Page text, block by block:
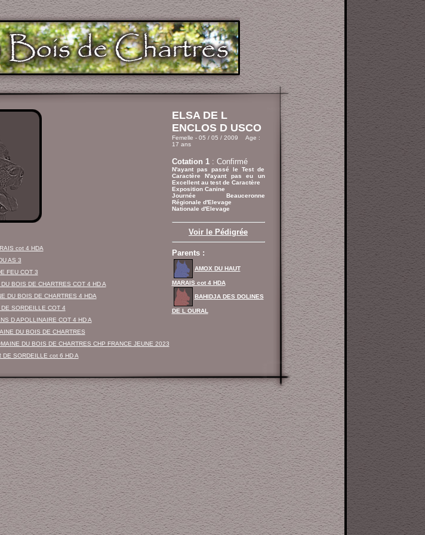
cot 4 HDA
AS 3
FEU COT 3
BOIS DE CHARTRES COT 4 HD A
DU BOIS DE CHARTRES 4 HDA
SORDEILLE COT 4
D APOLLINAIRE COT 4 HD A
DU BOIS DE CHARTRES
DU BOIS DE CHARTRES CHP FRANCE JEUNE 2023
DE SORDEILLE cot 6 HD A
ELSA DE L
ENCLOS D USCO
Femelle - 05 / 05 / 2009 Age :
17 ans
Cotation 1: Confirmé
N'ayant pas passé le Test de
Caractère N'ayant pas eu un
Excellent au test de Caractère
Exposition Canine
Journée Beauceronne
Régionale d'Elevage
Nationale d'Elevage
Voir le Pédigrée
Parents :
AMOX DU HAUT
MARAIS cot 4 HDA
BAHIDJA DES DOLINES
DE L OURAL